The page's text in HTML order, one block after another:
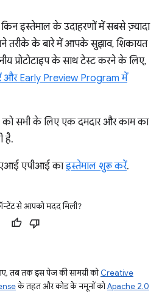
इस्तेमाल के उदाहरणों में सबसे ज़्यादा
तरीके के बारे में आपके सुझाव, शिकायत
प्रोटोटाइप के साथ टेस्ट करने के लिए,
और Early Preview Program में
सभी के लिए एक दमदार और काम का
है.
एपीआई काइस्तेमाल शुरू करें.
से आपको मदद मिली?
तब तक इस पेज की सामग्री कोCreative
के तहत और कोड के नमूनों कोApache 2.0